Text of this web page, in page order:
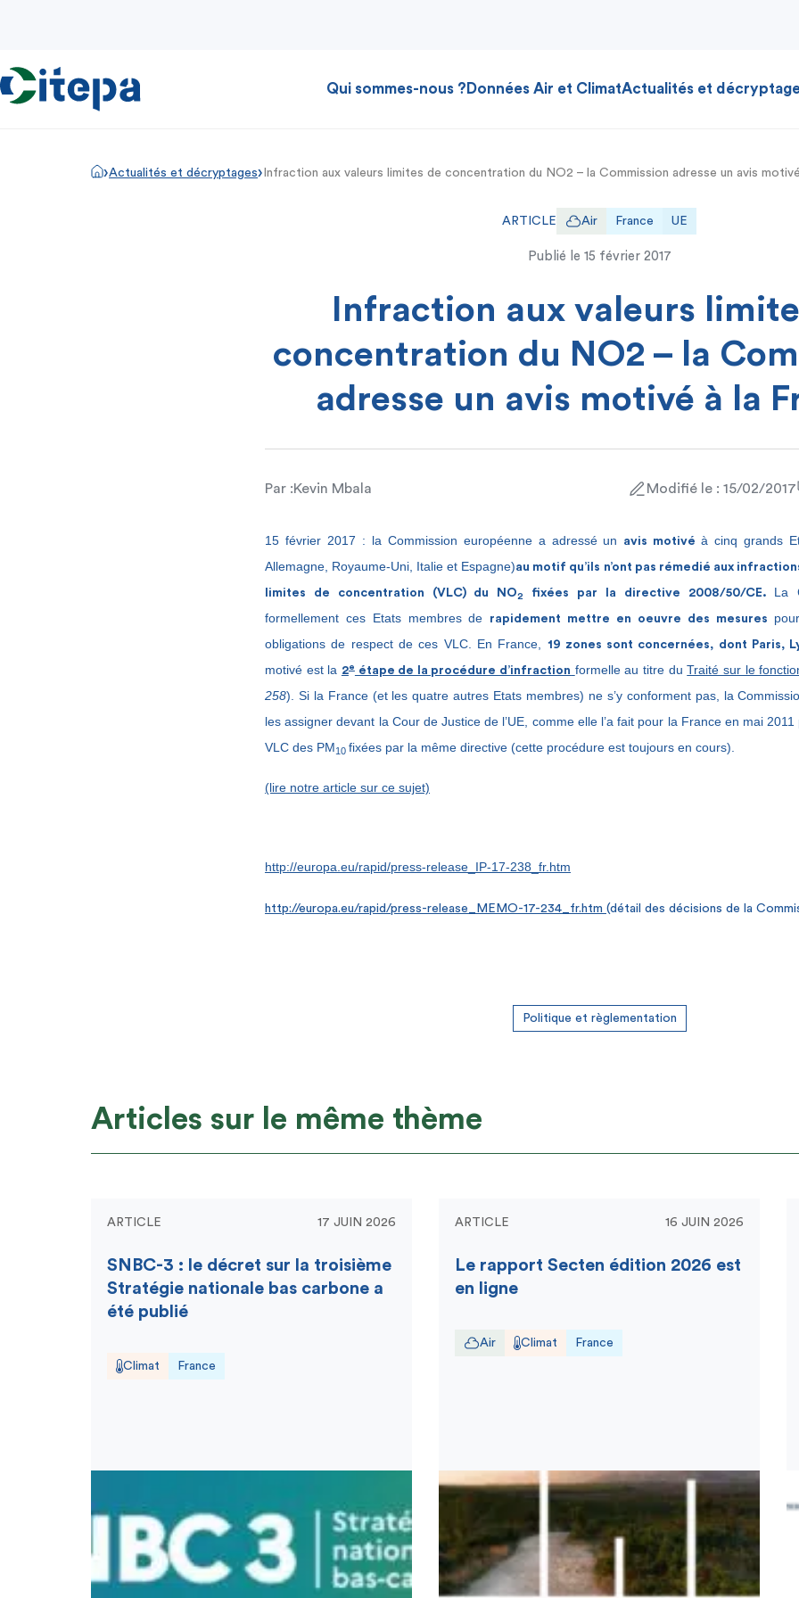
Qui sommes-nous ? Données Air et ClimatActualités et
›Actualités et décryptages› Infraction aux valeurs limites de concentration du NO2 – la Commission adresse un avis
ARTICLE Air France UE
Publié le 15 février 2017
Infraction aux valeurs
concentration du NO2 – la
adresse un avis motivé à la
Par :Kevin Mbala Modifié le : 15/02/2017
15 février 2017 : la Commission européenne a adressé un avis motivéà cinq grands
Allemagne, Royaume-Uni, Italie et Espagne)au motif qu’ils n’ont pas rémedié aux
limites de concentration (VLC) du NO2 fixées par la directive 2008/50/CE. La
formellement ces Etats membres de
rapidement mettre en oeuvre des mesures
obligations de respect de ces VLC. En France,
19 zones sont concernées, dont Paris,
motivé est la 2eétape de la procédure d’infraction formelle au titre duTraité sur le
258). Si la France (et les quatre autres Etats membres) ne s’y conforment pas, la
les assigner devant la Cour de Justice de l’UE, comme elle l’a fait pour la France en mai
VLC des PM10 fixées par la même directive (cette procédure est toujours en cours).
(lire notre article sur ce sujet)
http://europa.eu/rapid/press-release_IP-17-238_fr.htm
http://europa.eu/rapid/press-release_MEMO-17-234_fr.htm (détail des décisions de la
Politique et règlementation
Articles sur le même thème
ARTICLE 17 JUIN 2026
SNBC-3 : le décret sur la troisième
Stratégie nationale bas carbone a
été publié
Climat France
ARTICLE 16 JUIN 2026
Le rapport Secten édition 2026 est
en ligne
Air Climat France